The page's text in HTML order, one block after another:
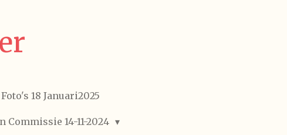
Foto's 18 Januari2025
Commissie 14-11-2024